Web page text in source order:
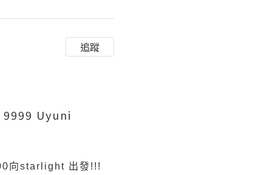
追蹤
Uyuni
向starlight 出發!!!